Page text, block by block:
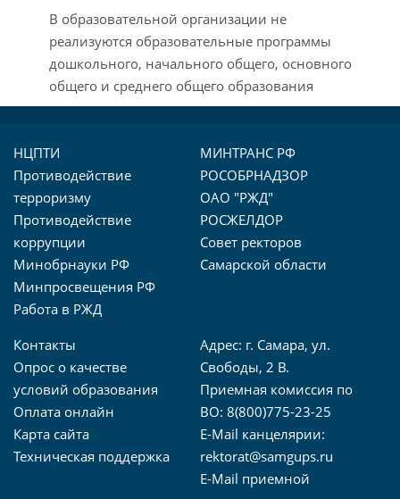
В образовательной организации не
реализуются образовательные программы
дошкольного, начального общего, основного
общего и среднего общего образования
НЦПТИ
Противодействие
терроризму
Противодействие
коррупции
Минобрнауки РФ
Минпросвещения РФ
Работа в РЖД
МИНТРАНС РФ
РОСОБРНАДЗОР
ОАО "РЖД"
РОСЖЕЛДОР
Совет ректоров
Самарской области
Контакты
Опрос о качестве
условий образования
Оплата онлайн
Карта сайта
Техническая поддержка
Адрес: г. Самара, ул.
Свободы, 2 В.
Приемная комиссия по
ВО: 8(800)775-23-25
E-Mail канцелярии:
rektorat@samgups.ru
E-Mail приемной